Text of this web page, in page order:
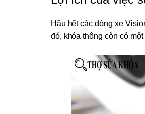
Hầu hết các dòng xe
đó, khóa thông còn có